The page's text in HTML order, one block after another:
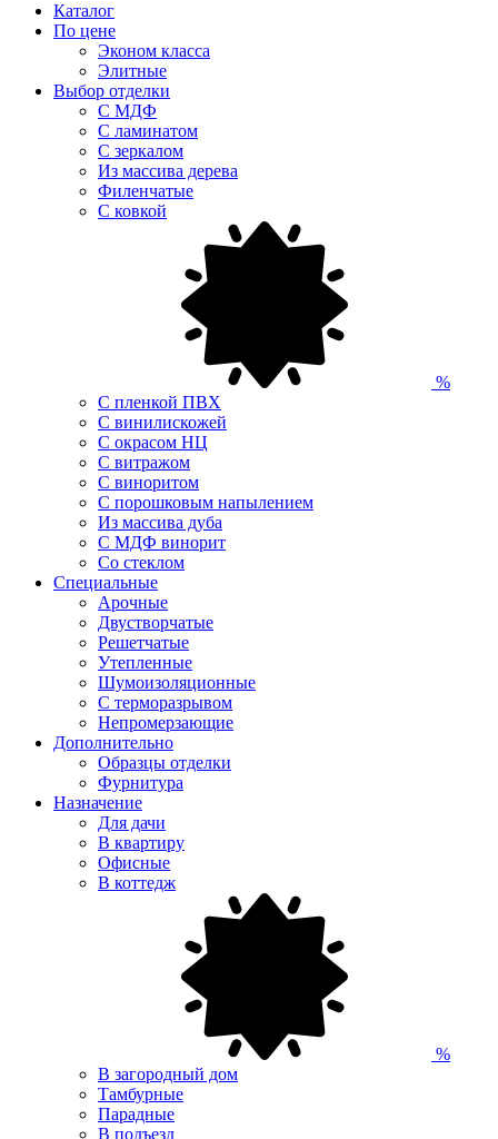
Каталог
По цене
Эконом класса
Элитные
Выбор отделки
С МДФ
С ламинатом
С зеркалом
Из массива дерева
Филенчатые
С ковкой
%
С пленкой ПВХ
С винилискожей
С окрасом НЦ
С витражом
С виноритом
С порошковым напылением
Из массива дуба
С МДФ винорит
Со стеклом
Специальные
Арочные
Двустворчатые
Решетчатые
Утепленные
Шумоизоляционные
С терморазрывом
Непромерзающие
Дополнительно
Образцы отделки
Фурнитура
Назначение
Для дачи
В квартиру
Офисные
В коттедж
%
В загородный дом
Тамбурные
Парадные
В подъезд